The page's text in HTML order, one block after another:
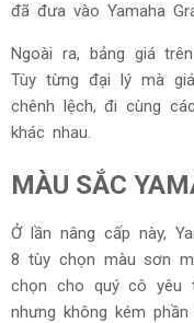
đã đưa vào Yamaha
Ngoài ra, bảng giá
Tùy từng đại lý mà
chênh lệch, đi cùng
khác nhau.
MÀU SẮC
Ở lần nâng cấp này,
8 tùy chọn màu sơn
chọn cho quý cô yêu
nhưng không kém